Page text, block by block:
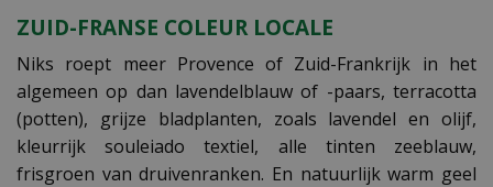
ZUID-FRANSE COLEUR LOCALE
Niks roept meer Provence of Zuid-Frankrijk in het
algemeen op dan lavendelblauw of -paars, terracotta
(potten), grijze bladplanten, zoals lavendel en olijf,
kleurrijk souleiado textiel, alle tinten zeeblauw,
frisgroen van druivenranken. En natuurlijk warm geel